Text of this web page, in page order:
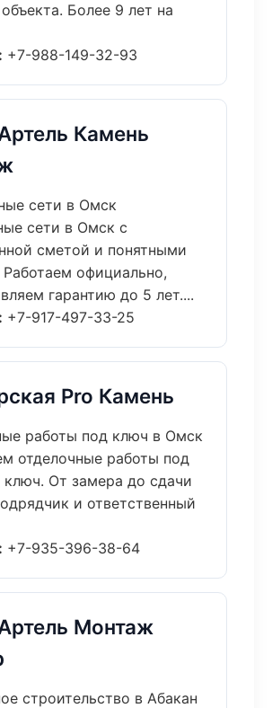
Более 9 лет на
+7-988-149-32-93
Камень
сети в Омск
сети в Омск с
сметой и понятными
официально,
гарантию до 5 лет....
+7-917-497-33-25
Pro Камень
работы под ключ в Омск
отделочные работы под
От замера до сдачи
и ответственный
+7-935-396-38-64
Монтаж
строительство в Абакан